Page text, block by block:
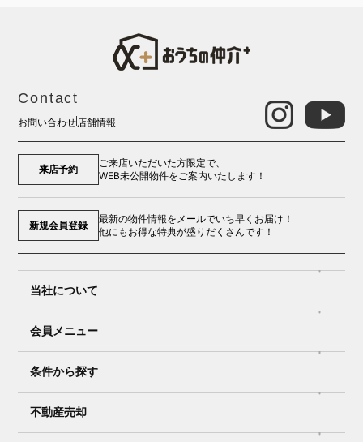
Contact
お問い合わせ店舗情報
来店予約
ご来店いただいた方限定で、
WEB未公開物件をご案内いたします！
新規会員登録
最新の物件情報をメールでいち早くお届け！
他にもお得な特典が盛りだくさんです！
当社について
会員メニュー
条件から探す
不動産売却